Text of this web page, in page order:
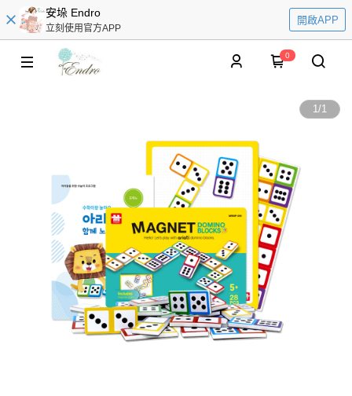
安垛 Endro
立刻使用官方APP
開啟APP
0
1/1